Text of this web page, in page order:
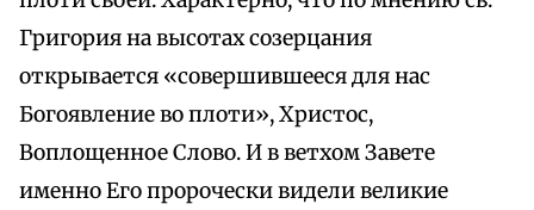
Григория на высотах созерцания
открывается «совершившееся для нас
Богоявление во плоти», Христос,
Воплощенное Слово. И в ветхом Завете
именно Его пророчески видели великие